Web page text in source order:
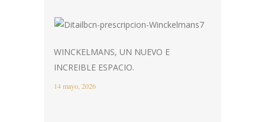
WINCKELMANS, UN NUEVO E
INCREIBLE ESPACIO.
14 mayo, 2026